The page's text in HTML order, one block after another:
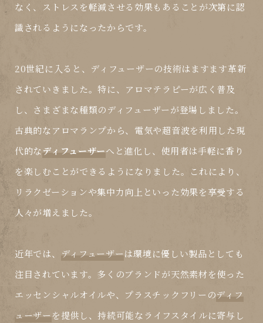
なく、ストレスを軽減させる効果もあることが次第に認
識されるようになったからです。
20世紀に入ると、 ディフューザーの技術はますます革新
されていきました。特に、アロマテラピーが広く普及
し、さまざまな種類のディフューザーが登場しました。
古典的なアロマランプから、電気や超音波を利用した現
代的なディフューザーへと進化し、使用者は手軽に香り
を楽しむことができるようになりました。これにより、
リラクゼーションや集中力向上といった効果を享受する
人々が増えました。
近年では、 ディフューザーは環境に優しい製品としても
注目されています。多くのブランドが天然素材を使った
エッセンシャルオイルや、プラスチックフリーのディフ
ューザーを提供し、持続可能なライフスタイルに寄与し